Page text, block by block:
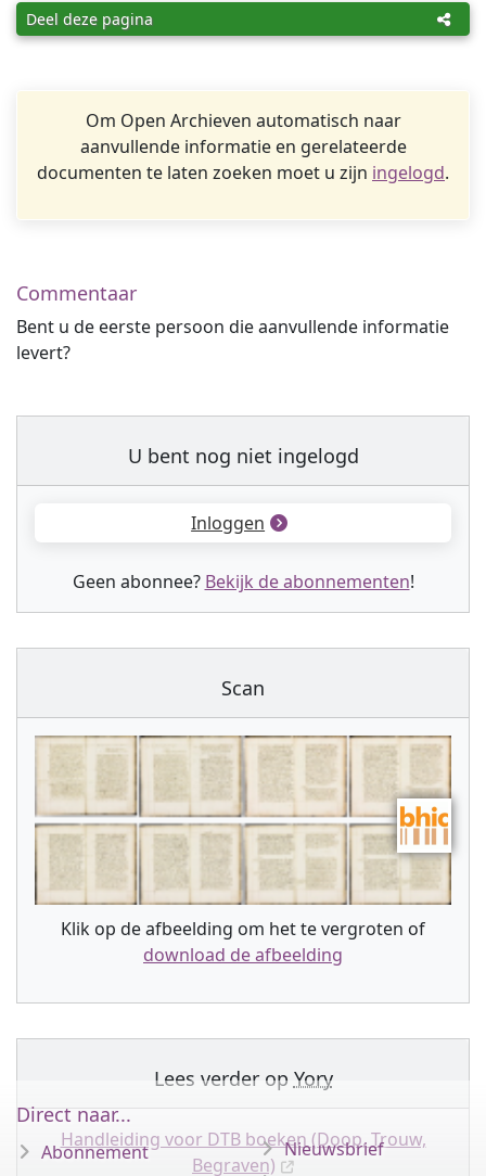
Deel deze pagina
Om Open Archieven automatisch naar
aanvullende informatie en gerelateerde
documenten te laten zoeken moet u zijn ingelogd.
Commentaar
Bent u de eerste persoon die aanvullende informatie
levert?
U bent nog niet ingelogd
Inloggen
Geen abonnee? Bekijk de abonnementen!
Scan
Klik op de afbeelding om het te vergroten of
download de afbeelding
Lees verder op Yory
Handleiding voor DTB boeken (Doop, Trouw,
Begraven)
Direct naar...
Abonnement
Nieuwsbrief